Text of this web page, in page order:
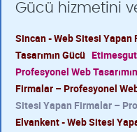
Gücü hizmetini
Sincan - Web Sitesi
Tasarımın Gücü
Profesyonel Web
Firmalar – Profesyonel
Sitesi Yapan Firmalar –
Elvankent - Web Sitesi